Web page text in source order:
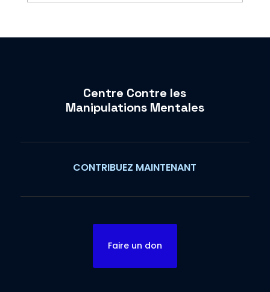
Centre Contre les
Manipulations Mentales
CONTRIBUEZ MAINTENANT
Faire un don